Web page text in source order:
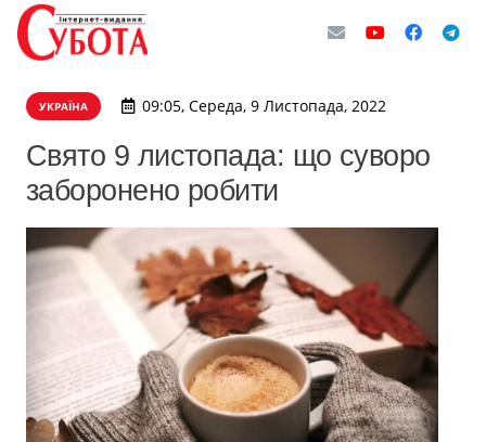
УКРАЇНА 09:05, Середа, 9 Листопада, 2022
Свято 9 листопада: що суворо
заборонено робити